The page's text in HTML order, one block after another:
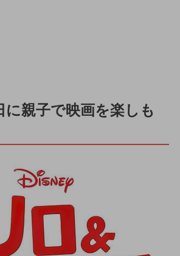
に親子で映画を楽しも